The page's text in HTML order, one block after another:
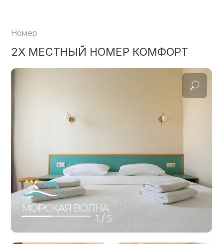
Номер
2Х МЕСТНЫЙ НОМЕР КОМФОРТ
МОРСКАЯ ВОЛНА
1 /5